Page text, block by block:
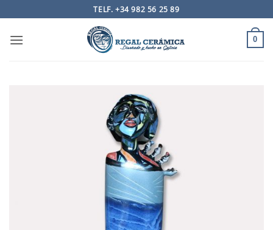
al
contenido
TELF. +34 982 56 25 89
0